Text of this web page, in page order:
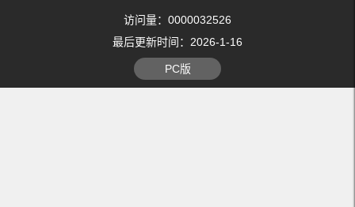
访问量： 0000032526
最后更新时间： 2026-1-16
PC版